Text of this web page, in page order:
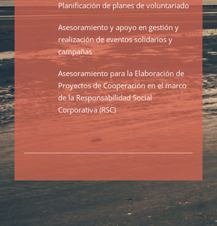
Planificación de planes de voluntariado
Asesoramiento y apoyo en gestión y
realización de eventos solidarios y
campañas
Asesoramiento para la Elaboración de
Proyectos de Cooperación en el marco
de la Responsabilidad Social
Corporativa (RSC)